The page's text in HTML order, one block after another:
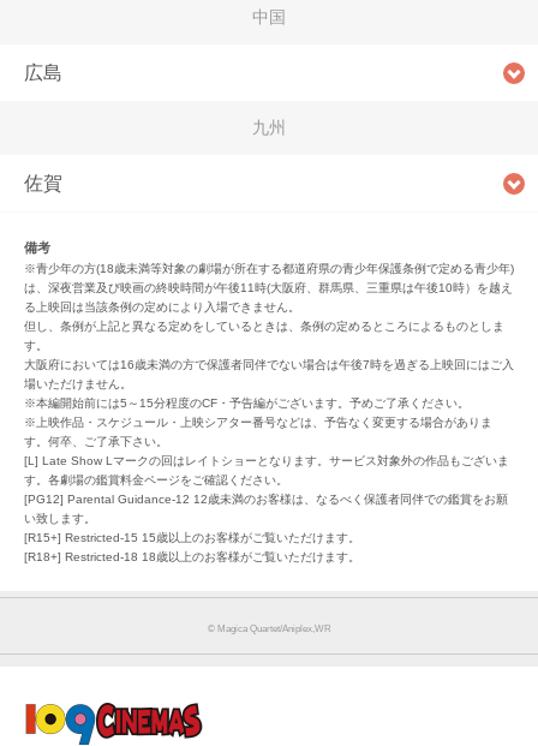
中国
広島
九州
佐賀
備考
※青少年の方(18歳未満等対象の劇場が所在する都道府県の青少年保護条例で定める青少年)
は、深夜営業及び映画の終映時間が午後11時(大阪府、群馬県、三重県は午後10時）を越え
る上映回は当該条例の定めにより入場できません。
但し、条例が上記と異なる定めをしているときは、条例の定めるところによるものとしま
す。
大阪府においては16歳未満の方で保護者同伴でない場合は午後7時を過ぎる上映回にはご入
場いただけません。
※本編開始前には5～15分程度のCF・予告編がございます。予めご了承ください。
※上映作品・スケジュール・上映シアター番号などは、予告なく変更する場合がありま
す。何卒、ご了承下さい。
[L] Late Show Lマークの回はレイトショーとなります。サービス対象外の作品もございま
す。各劇場の鑑賞料金ページをご確認ください。
[PG12] Parental Guidance-12 12歳未満のお客様は、なるべく保護者同伴での鑑賞をお願
い致します。
[R15+] Restricted-15 15歳以上のお客様がご覧いただけます。
[R18+] Restricted-18 18歳以上のお客様がご覧いただけます。
© Magica Quartet/Aniplex,WR